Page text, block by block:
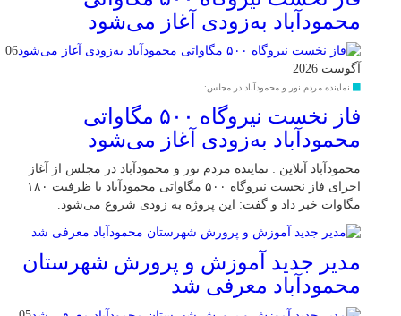
محمودآباد به‌زودی آغاز می‌شود
06
آگوست 2026
نماینده مردم نور و محمودآباد در مجلس:
فاز نخست نیروگاه ۵۰۰ مگاواتی
محمودآباد به‌زودی آغاز می‌شود
محمودآباد آنلاین : نماینده مردم نور و محمودآباد در مجلس از آغاز
اجرای فاز نخست نیروگاه ۵۰۰ مگاواتی محمودآباد با ظرفیت ۱۸۰
مگاوات خبر داد و گفت: این پروژه به زودی شروع می‌شود.
مدیر جدید آموزش و پرورش شهرستان
محمودآباد معرفی شد